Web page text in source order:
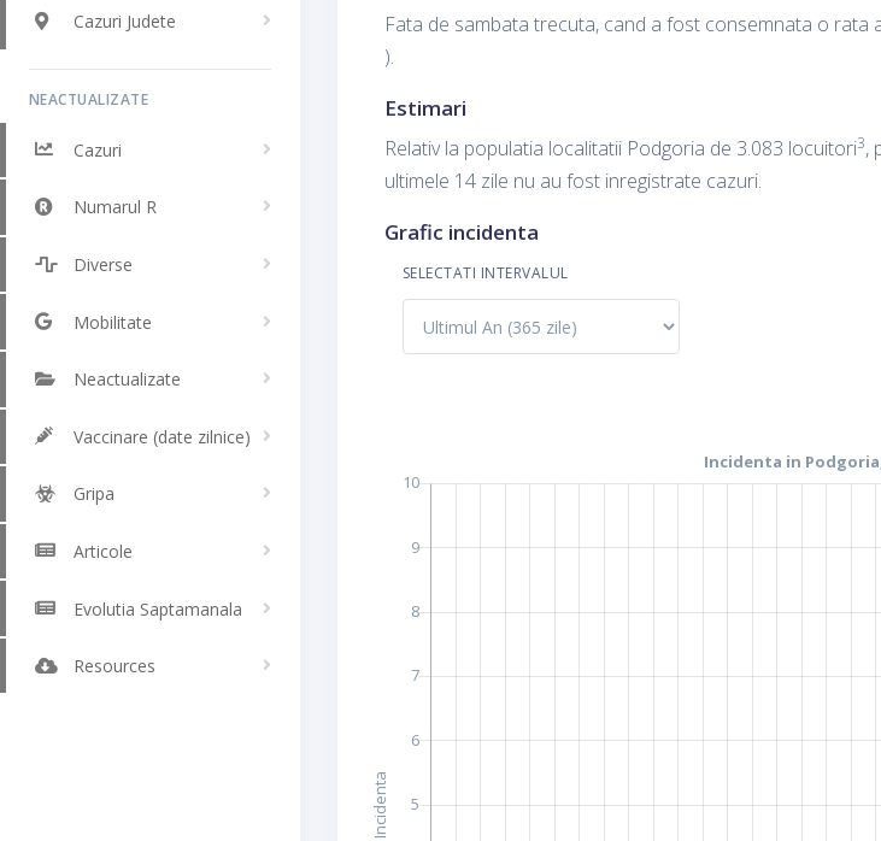
Cazuri Judete
NEACTUALIZATE
Cazuri
Numarul R
Diverse
Mobilitate
Neactualizate
Vaccinare (date zilnice)
Gripa
Articole
Evolutia Saptamanala
Resources
Fata de sambata trecuta, cand a fost consemnata o rata
).
Estimari
Relativ la populatia localitatii Podgoria de 3.083 locuitori3,
ultimele 14 zile nu au fost inregistrate cazuri.
Grafic incidenta
SELECTATI INTERVALUL